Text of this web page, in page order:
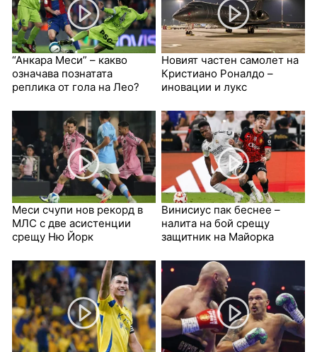
“Анкара Меси” – какво
означава познатата
реплика от гола на Лео?
Новият частен самолет на
Кристиано Роналдо –
иновации и лукс
Меси счупи нов рекорд в
МЛС с две асистенции
срещу Ню Йорк
Винисиус пак беснее –
налита на бой срещу
защитник на Майорка